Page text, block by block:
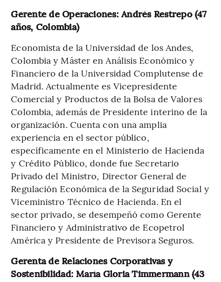
Gerente de Operaciones: Andrés Restrepo (47
años, Colombia)
Economista de la Universidad de los Andes,
Colombia y Máster en Análisis Económico y
Financiero de la Universidad Complutense de
Madrid. Actualmente es Vicepresidente
Comercial y Productos de la Bolsa de Valores
Colombia, además de Presidente interino de la
organización. Cuenta con una amplia
experiencia en el sector público,
específicamente en el Ministerio de Hacienda
y Crédito Público, donde fue Secretario
Privado del Ministro, Director General de
Regulación Económica de la Seguridad Social y
Viceministro Técnico de Hacienda. En el
sector privado, se desempeñó como Gerente
Financiero y Administrativo de Ecopetrol
América y Presidente de Previsora Seguros.
Gerenta de Relaciones Corporativas y
Sostenibilidad: María Gloria Timmermann (43